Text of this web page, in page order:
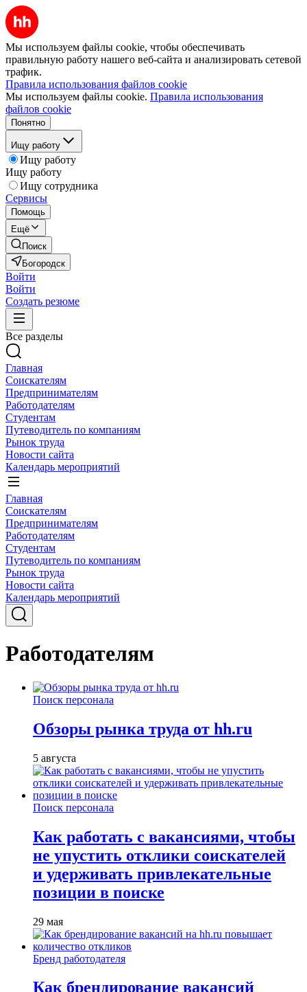
Мы используем файлы cookie, чтобы обеспечивать
правильную работу нашего веб-сайта и анализировать сетевой
трафик.
Правила использования файлов cookie
Мы используем файлы cookie. Правила использования
файлов cookie
Понятно
Ищу работу
Ищу работу
Ищу работу
Ищу сотрудника
Сервисы
Помощь
Ещё
Поиск
Богородск
Войти
Войти
Создать резюме
Все разделы
Главная
Соискателям
Предпринимателям
Работодателям
Студентам
Путеводитель по компаниям
Рынок труда
Новости сайта
Календарь мероприятий
Главная
Соискателям
Предпринимателям
Работодателям
Студентам
Путеводитель по компаниям
Рынок труда
Новости сайта
Календарь мероприятий
Работодателям
Поиск персонала
Обзоры рынка труда от hh.ru
5 августа
Поиск персонала
Как работать с вакансиями, чтобы
не упустить отклики соискателей
и удерживать привлекательные
позиции в поиске
29 мая
Бренд работодателя
Как брендирование вакансий